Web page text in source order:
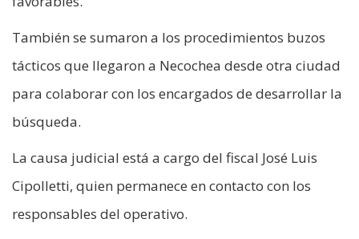
También se sumaron a los procedimientos buzos
tácticos que llegaron a Necochea desde otra ciudad
para colaborar con los encargados de desarrollar la
búsqueda.
La causa judicial está a cargo del fiscal José Luis
Cipolletti, quien permanece en contacto con los
responsables del operativo.